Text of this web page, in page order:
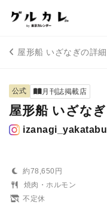
屋形船 いざなぎの詳
公式 月刊誌掲載店
屋形船 いざなぎ
約78,650円
焼肉・ホルモン
不定休